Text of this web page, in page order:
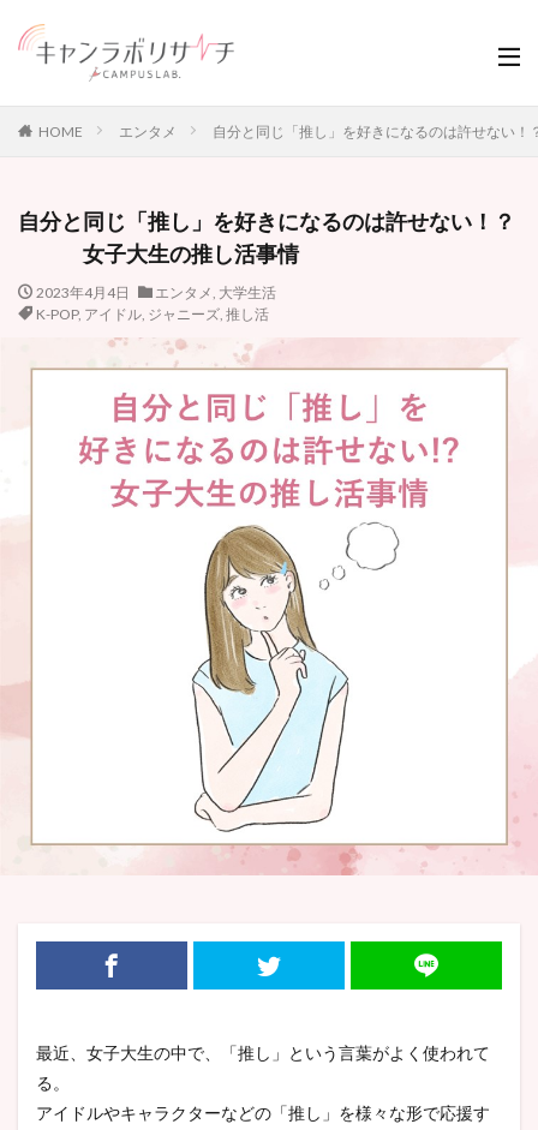
HOME エンタメ 自分と同じ「推し」を好きになるのは許せな
自分と同じ「推し」を好きになるのは許せない！？
女子大生の推し活事情
2023年4月4日 エンタメ 大学生活
K-POP, アイドル, ジャニーズ, 推し活
最近、女子大生の中で、「推し」という言葉がよく 使われて
る。
アイドルやキャラクターなどの「推し」を様々な形で応援す